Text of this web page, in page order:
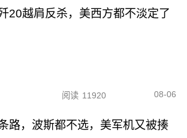
20越肩反杀，美西方都不淡定了
阅读 11920 08-06
路，波斯都不选，美军机又被揍